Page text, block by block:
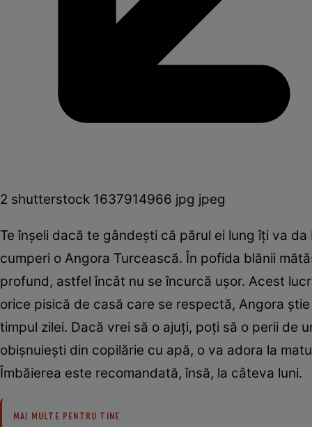
2 shutterstock 1637914966 jpg jpeg
Te înşeli dacă te gândeşti că părul ei lung îţi va
cumperi o Angora Turcească. În pofida blănii
profund, astfel încât nu se încurcă uşor. Acest
orice pisică de casă care se respectă, Angora
timpul zilei. Dacă vrei să o ajuţi, poţi să o perii de
obişnuieşti din copilărie cu apă, o va adora la
Îmbăierea este recomandată, însă, la câteva luni.
MAI MULTE PENTRU TINE